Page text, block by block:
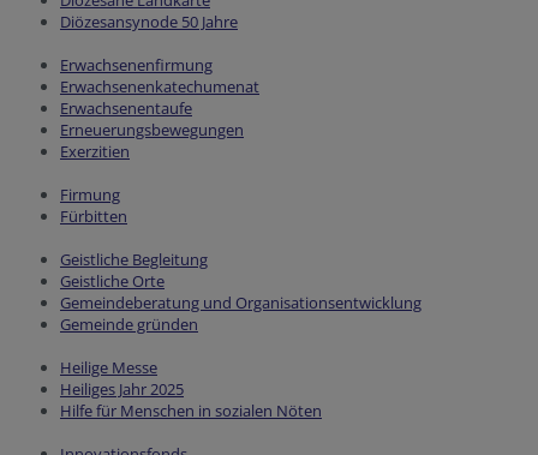
Diözesansynode 50 Jahre
Erwachsenenfirmung
Erwachsenenkatechumenat
Erwachsenentaufe
Erneuerungsbewegungen
Exerzitien
Firmung
Fürbitten
Geistliche Begleitung
Geistliche Orte
Gemeindeberatung und Organisationsentwicklung
Gemeinde gründen
Heilige Messe
Heiliges Jahr 2025
Hilfe für Menschen in sozialen Nöten